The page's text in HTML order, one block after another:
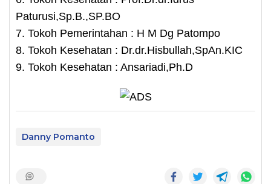
Paturusi,Sp.B.,SP.BO
7. Tokoh Pemerintahan : H M Dg Patompo
8. Tokoh Kesehatan : Dr.dr.Hisbullah,SpAn.KIC
9. Tokoh Kesehatan : Ansariadi,Ph.D
Danny Pomanto